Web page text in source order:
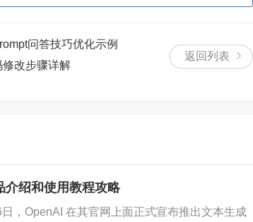
群的测试。顺便还加了一个Jenkins Server。
返回列表
问答技巧优化示例
改步骤详解
绍和使用教程攻略
，OpenAI 在其官网上面正式宣布推出文本生成